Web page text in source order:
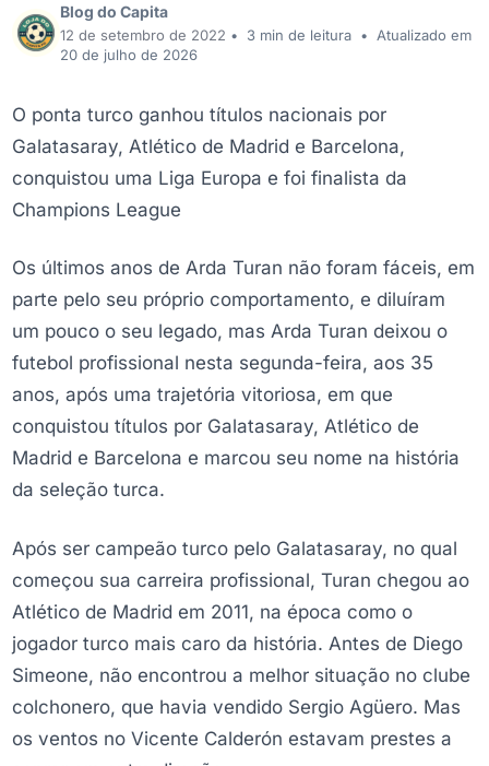
Blog do Capita
12 de setembro de 2022 • 3 min de leitura •
Atualizado em
20 de julho de 2026
O ponta turco ganhou títulos nacionais por
Galatasaray, Atlético de Madrid e Barcelona,
conquistou uma Liga Europa e foi finalista da
Champions League
Os últimos anos de Arda Turan não foram fáceis, em
parte pelo seu próprio comportamento, e diluíram
um pouco o seu legado, mas Arda Turan deixou o
futebol profissional nesta segunda-feira, aos 35
anos, após uma trajetória vitoriosa, em que
conquistou títulos por Galatasaray, Atlético de
Madrid e Barcelona e marcou seu nome na história
da seleção turca.
Após ser campeão turco pelo Galatasaray, no qual
começou sua carreira profissional, Turan chegou ao
Atlético de Madrid em 2011, na época como o
jogador turco mais caro da história. Antes de Diego
Simeone, não encontrou a melhor situação no clube
colchonero, que havia vendido Sergio Agüero. Mas
os ventos no Vicente Calderón estavam prestes a